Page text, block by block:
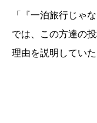
「『一泊旅行じゃ
では、この方達の
理由を説明してい